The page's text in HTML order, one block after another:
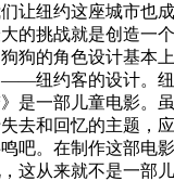
让纽约这座城市也
的挑战就是创造一
狗的角色设计基本
纽约客的设计。
是一部儿童电影。
去和回忆的主题，
吧。在制作这部电
这从来就不是一部